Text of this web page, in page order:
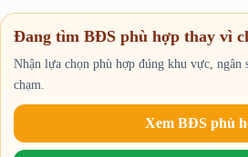
Đang tìm BĐS phù hợp thay vì
Nhận lựa chọn phù hợp đúng khu vực, ngân
chạm.
Xem BĐS phù